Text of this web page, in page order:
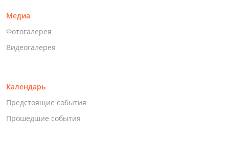
Медиа
Фотогалерея
Видеогалерея
Календарь
Предстоящие события
Прошедшие события